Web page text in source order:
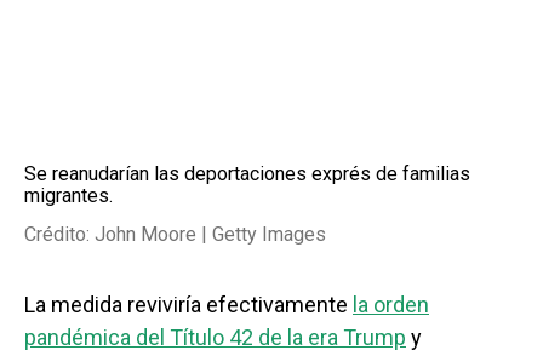
Se reanudarían las deportaciones exprés de familias
migrantes.
Crédito: John Moore | Getty Images
La medida reviviría efectivamente la orden
pandémica del Título 42 de la era Trump y